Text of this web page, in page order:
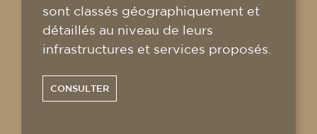
sont classés géographiquement et
détaillés au niveau de leurs
infrastructures et services proposés.
CONSULTER